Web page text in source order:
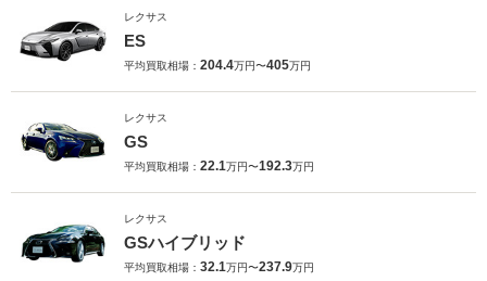
レクサス
ES
平均買取相場： 204.4万円〜405万円
レクサス
GS
平均買取相場： 22.1万円〜192.3万円
レクサス
GSハイブリッド
平均買取相場： 32.1万円〜237.9万円